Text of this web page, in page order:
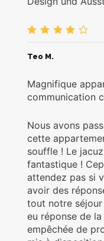
Teo M.
Magnifique
communication
Nous avons
cette
souffle ! Le
fantastique !
attendez pas si
avoir des
tout notre séjour
eu réponse de
empêchée de